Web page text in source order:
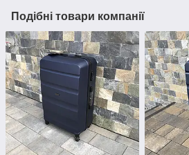
Подібні товари компанії